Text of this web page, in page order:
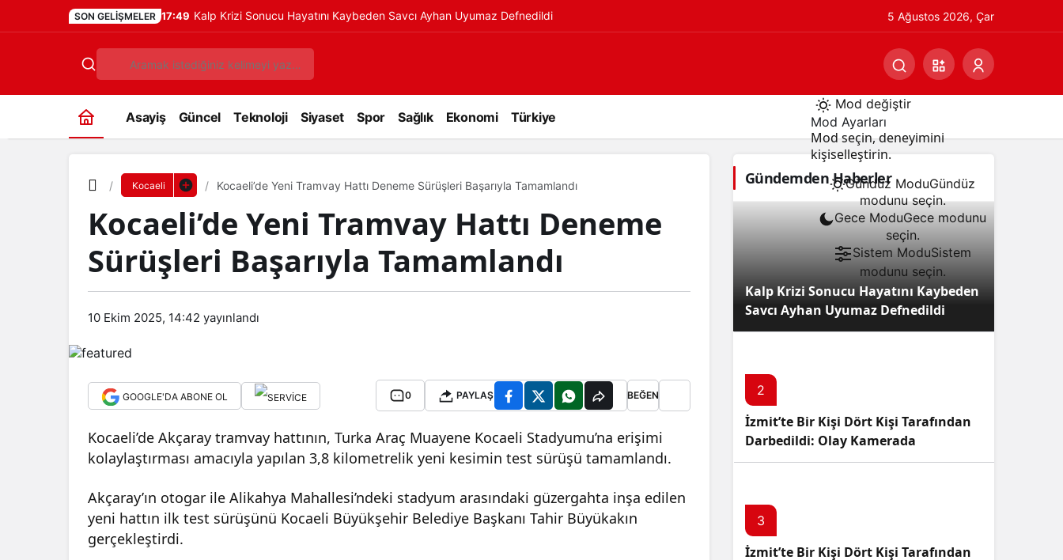
SON GELIŞMELER 17:49 Kalp Krizi Sonucu Hayatını Kaybeden Savcı Ayhan Uyumaz Defnedildi 5 Ağustos 2026, Çar
Asayiş Güncel Teknoloji Siyaset Spor Sağlık Ekonomi Türkiye
Mod değiştir
Mod Ayarları
Mod seçin, deneyimini
kişiselleştirin.
Gündüz ModuGündüz
modunu seçin.
Gece ModuGece modunu
seçin.
Sistem ModuSistem
modunu seçin.
Kocaeli Kocaeli’de Yeni Tramvay Hattı Deneme Sürüşleri Başarıyla Tamamlandı
Kocaeli’de Yeni Tramvay Hattı Deneme
Sürüşleri Başarıyla Tamamlandı
10 Ekim 2025, 14:42 yayınlandı
GOOGLE'DA ABONE OL 0 PAYLAŞ BEĞEN
Kocaeli’de Akçaray tramvay hattının, Turka Araç Muayene Kocaeli Stadyumu’na erişimi
kolaylaştırması amacıyla yapılan 3,8 kilometrelik yeni kesimin test sürüşü tamamlandı.
Akçaray’ın otogar ile Alikahya Mahallesi’ndeki stadyum arasındaki güzergahta inşa edilen
yeni hattın ilk test sürüşünü Kocaeli Büyükşehir Belediye Başkanı Tahir Büyükakın
gerçekleştirdi.
Gündemden Haberler
Kalp Krizi Sonucu Hayatını Kaybeden
Savcı Ayhan Uyumaz Defnedildi
2
İzmit’te Bir Kişi Dört Kişi Tarafından
Darbedildi: Olay Kamerada
3
İzmit’te Bir Kişi Dört Kişi Tarafından